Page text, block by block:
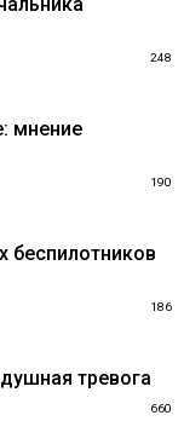
248
мнение
190
беспилотников
186
тревога
660